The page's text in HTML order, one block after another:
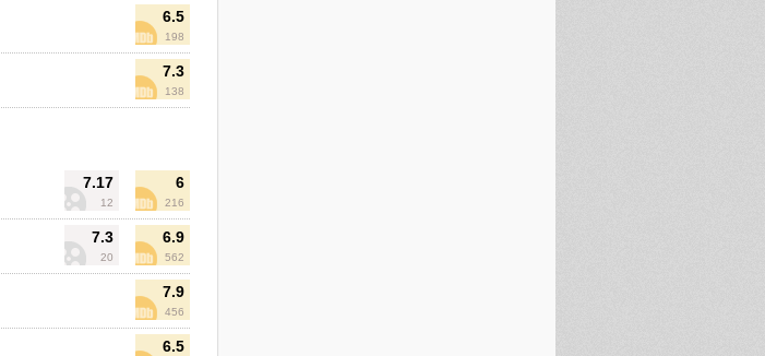
6.5
198
7.3
138
7.17
12
6
216
7.3
20
6.9
562
7.9
456
6.5